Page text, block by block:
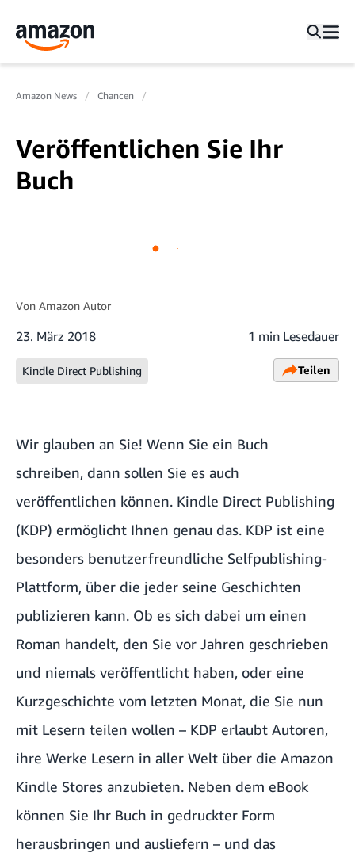
Amazon News Chancen
Veröffentlichen Sie Ihr
Buch
Von Amazon Autor
23. März 2018 1 min Lesedauer
Kindle Direct Publishing Teilen
Wir glauben an Sie! Wenn Sie ein Buch
schreiben, dann sollen Sie es auch
veröffentlichen können. Kindle Direct Publishing
(KDP) ermöglicht Ihnen genau das. KDP ist eine
besonders benutzerfreundliche Selfpublishing-
Plattform, über die jeder seine Geschichten
publizieren kann. Ob es sich dabei um einen
Roman handelt, den Sie vor Jahren geschrieben
und niemals veröffentlicht haben, oder eine
Kurzgeschichte vom letzten Monat, die Sie nun
mit Lesern teilen wollen – KDP erlaubt Autoren,
ihre Werke Lesern in aller Welt über die Amazon
Kindle Stores anzubieten. Neben dem eBook
können Sie Ihr Buch in gedruckter Form
herausbringen und ausliefern – und das